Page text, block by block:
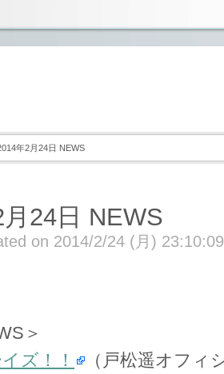
年2月24日 NEWS
24日 NEWS
on 2014/2/24 (月) 23:10:09
＞
ズ！！
（戸松遥オフ